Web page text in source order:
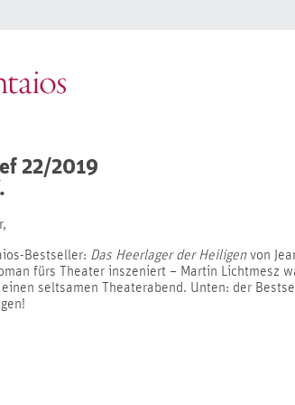
22/2019
Bestseller: Das Heerlager der Heiligenvon
fürs Theater inszeniert – Martin Lichtmesz
einen seltsamen Theaterabend. Unten: der